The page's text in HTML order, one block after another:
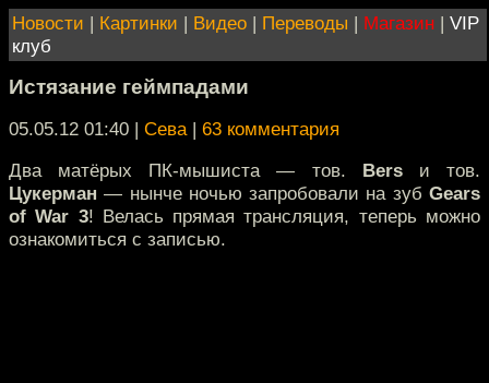
Новости | Картинки | Видео | Переводы | Магазин | VIP
клуб
Истязание геймпадами
05.05.12 01:40 | Сева| 63 комментария
Два матёрых ПК-мышиста — тов. Bersи тов.
Цукерман — нынче ночью запробовали на зуб Gears
of War 3! Велась прямая трансляция, теперь можно
ознакомиться с записью.